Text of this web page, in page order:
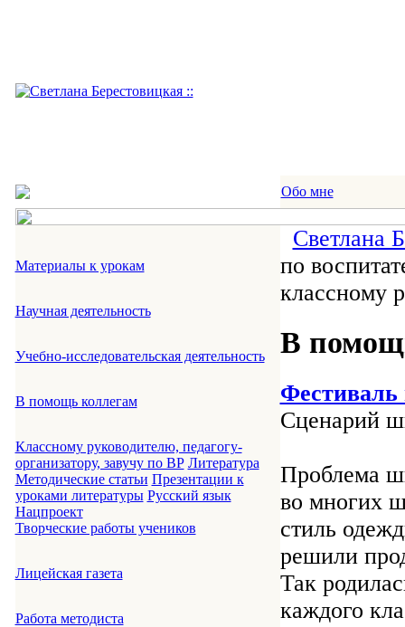
Обо мне
Материалы к урокам
Научная деятельность
Учебно-исследовательская деятельность
В помощь коллегам
Классному руководителю, педагогу-
организатору, завучу по ВР Литература
Методические статьи Презентации к
уроками литературы Русский язык
Нацпроект
Творческие работы учеников
Лицейская газета
Работа методиста
Светлана
по
классному
В
Сценарий
Проблема
во многих
стиль
решили
Так
каждого